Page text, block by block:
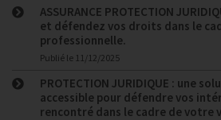
ASSURANCE PROTECTION
et défendez vos droits dans le
professionnelle.
Publié le 11/12/2025
PROTECTION JURIDIQUE : une
accessible pour défendre vos
rencontré dans le cadre de votre